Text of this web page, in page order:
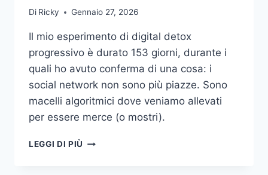
Di Ricky Gennaio 27, 2026
Il mio esperimento di digital detox
progressivo è durato 153 giorni, durante i
quali ho avuto conferma di una cosa: i
social network non sono più piazze. Sono
macelli algoritmici dove veniamo allevati
per essere merce (o mostri).
LEGGI DI PIÙ PERCHÉ